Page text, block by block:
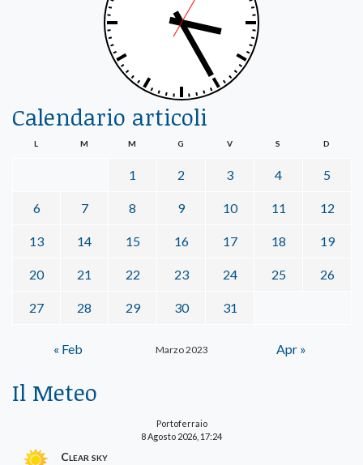
Calendario articoli
Marzo 2023
L M M G V S D
1 2 3 4 5
6 7 8 9 10 11 12
13 14 15 16 17 18 19
20 21 22 23 24 25 26
27 28 29 30 31
« Feb Apr »
Il Meteo
Portoferraio
8 Agosto 2026, 17:24
Clear sky